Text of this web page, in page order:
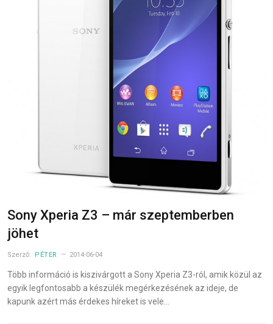
Sony Xperia Z3 – már szeptemberben
jöhet
Szerző: PÉTER 2014-06-04
Több információ is kiszivárgott a Sony Xperia Z3-ról, amik közül az
egyik legfontosabb a készülék megérkezésének az ideje, de
kapunk azért más érdekes híreket is vele…